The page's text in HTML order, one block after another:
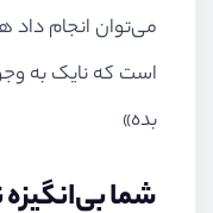
می‌توان انجام داد
است که نایک به
بده»
شما